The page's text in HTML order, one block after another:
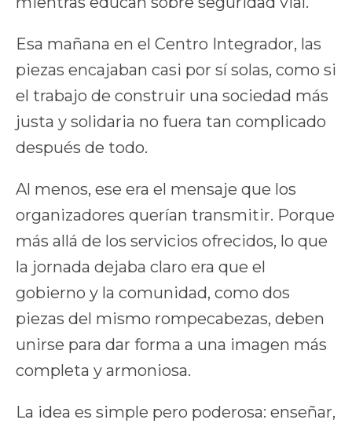
Esa mañana en el Centro Integrador, las
piezas encajaban casi por sí solas, como si
el trabajo de construir una sociedad más
justa y solidaria no fuera tan complicado
después de todo.
Al menos, ese era el mensaje que los
organizadores querían transmitir. Porque
más allá de los servicios ofrecidos, lo que
la jornada dejaba claro era que el
gobierno y la comunidad, como dos
piezas del mismo rompecabezas, deben
unirse para dar forma a una imagen más
completa y armoniosa.
La idea es simple pero poderosa: enseñar,